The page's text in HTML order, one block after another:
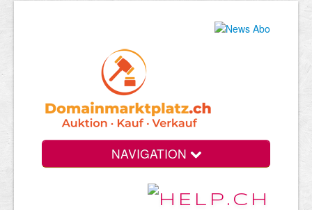
NAVIGATION